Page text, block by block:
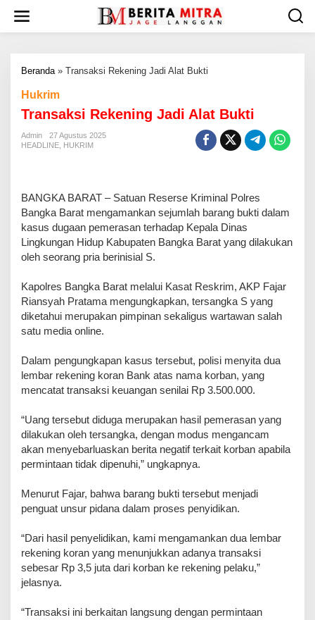
w
Beranda» Transaksi Rekening Jadi Alat Bukti
Hukrim
Transaksi Rekening Jadi Alat Bukti
Admin
27 Agustus 2025
HEADLINE HUKRIM
BANGKA BARAT – Satuan Reserse Kriminal Polres
Bangka Barat mengamankan sejumlah barang bukti dalam
kasus dugaan pemerasan terhadap Kepala Dinas
Lingkungan Hidup Kabupaten Bangka Barat yang dilakukan
oleh seorang pria berinisial S.
Kapolres Bangka Barat melalui Kasat Reskrim, AKP Fajar
Riansyah Pratama mengungkapkan, tersangka S yang
diketahui merupakan pimpinan sekaligus wartawan salah
satu media online.
Dalam pengungkapan kasus tersebut, polisi menyita dua
lembar rekening koran Bank atas nama korban, yang
mencatat transaksi keuangan senilai Rp 3.500.000.
“Uang tersebut diduga merupakan hasil pemerasan yang
dilakukan oleh tersangka, dengan modus mengancam
akan menyebarluaskan berita negatif terkait korban apabila
permintaan tidak dipenuhi,” ungkapnya.
Menurut Fajar, bahwa barang bukti tersebut menjadi
penguat unsur pidana dalam proses penyidikan.
“Dari hasil penyelidikan, kami mengamankan dua lembar
rekening koran yang menunjukkan adanya transaksi
sebesar Rp 3,5 juta dari korban ke rekening pelaku,”
jelasnya.
“Transaksi ini berkaitan langsung dengan permintaan